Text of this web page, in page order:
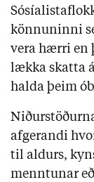
könnuninni
vera hærri en
lækka skatta
halda þeim
afgerandi
til aldurs,
menntunar